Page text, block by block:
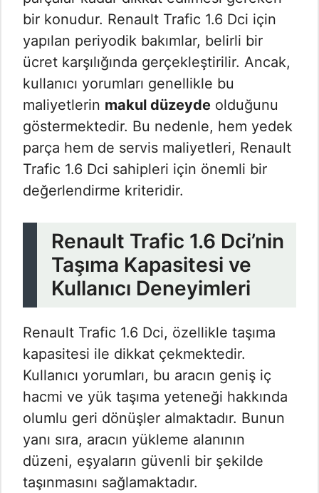
bir konudur. Renault Trafic 1.6 Dci için
yapılan periyodik bakımlar, belirli bir
ücret karşılığında gerçekleştirilir. Ancak,
kullanıcı yorumları genellikle bu
maliyetlerin makul düzeyde olduğunu
göstermektedir. Bu nedenle, hem yedek
parça hem de servis maliyetleri, Renault
Trafic 1.6 Dci sahipleri için önemli bir
değerlendirme kriteridir.
Renault Trafic 1.6 Dci’nin
Taşıma Kapasitesi ve
Kullanıcı Deneyimleri
Renault Trafic 1.6 Dci, özellikle taşıma
kapasitesi ile dikkat çekmektedir.
Kullanıcı yorumları, bu aracın geniş iç
hacmi ve yük taşıma yeteneği hakkında
olumlu geri dönüşler almaktadır. Bunun
yanı sıra, aracın yükleme alanının
düzeni, eşyaların güvenli bir şekilde
taşınmasını sağlamaktadır.